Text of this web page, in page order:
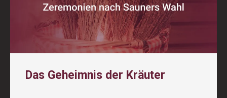
Das Geheimnis der Kräuter